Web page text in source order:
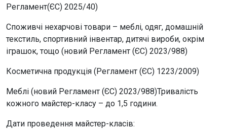
Регламент(ЄС) 2025/40)
Споживчі нехарчові товари – меблі, одяг, домашній
текстиль, спортивний інвентар, дитячі вироби, окрім
іграшок, тощо (новий Регламент (ЄС) 2023/988)
Косметична продукція (Регламент (ЄС) 1223/2009)
Меблі (новий Регламент (ЄС) 2023/988)Тривалість
кожного майстер-класу – до 1,5 години.
Дати проведення майстер-класів: